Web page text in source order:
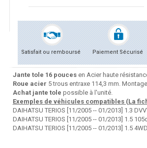
Satisfait ou remboursé Paiement Sécurisé
Jante tole 16 poucesen Acier haute
Roue acier 5 trous entraxe 114,3 mm.
Achat jante tole possible à l'unité.
Exemples de véhicules compatibles (La
DAIHATSU TERIOS [11/2005 -- 01/2013] 1.3
DAIHATSU TERIOS [11/2005 -- 01/2013] 1.5
DAIHATSU TERIOS [11/2005 -- 01/2013] 1.5